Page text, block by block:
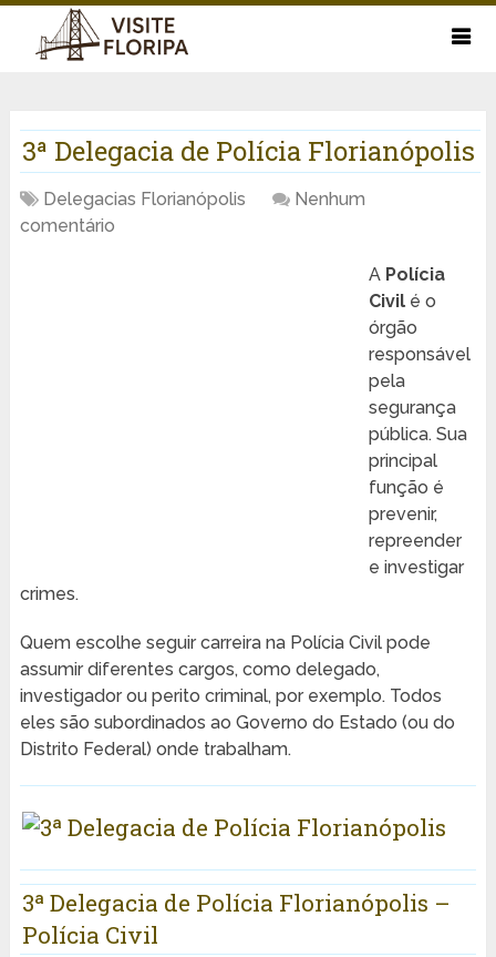
3ª Delegacia de Polícia Florianópolis
Delegacias Florianópolis
Nenhum
comentário
A Polícia
Civilé o
órgão
responsável
pela
segurança
pública. Sua
principal
função é
prevenir,
repreender
e investigar
crimes.
Quem escolhe seguir carreira na Polícia Civil pode
assumir diferentes cargos, como delegado,
investigador ou perito criminal, por exemplo. Todos
eles são subordinados ao Governo do Estado (ou do
Distrito Federal) onde trabalham.
3ª Delegacia de Polícia Florianópolis –
Polícia Civil